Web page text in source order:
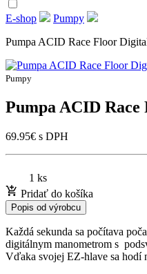
E-shop
Pumpy
Pumpa ACID Race Floor
Pumpy
Pumpa ACID
69.95€ s DPH
1 ks
Pridať do košíka
Popis od výrobcu
Každá sekunda sa počítava
digitálnym manometrom s
Vďaka svojej EZ-hlave sa hodí